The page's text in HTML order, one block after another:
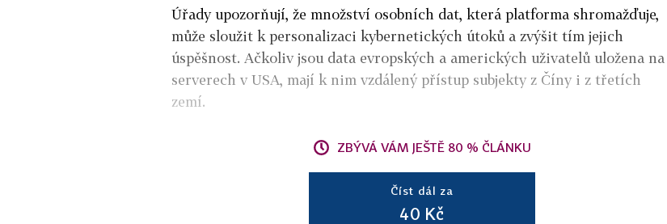
Úřady upozorňují, že množství osobních dat, která platforma shromažďuje,
může sloužit k personalizaci kybernetických útoků a zvýšit tím jejich
úspěšnost. Ačkoliv jsou data evropských a amerických uživatelů uložena na
serverech v USA, mají k nim vzdálený přístup subjekty z Číny i z třetích
zemí.
ZBÝVÁ VÁM JEŠTĚ 80 % ČLÁNKU
Číst dál za
40 Kč